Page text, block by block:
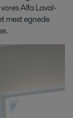
Alfa Laval-
mest egnede